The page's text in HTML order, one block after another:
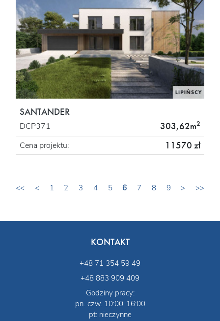
SANTANDER
DCP371 303,62m2
Cena projektu: 11570 zł
<< < 1 2 3 4 5 6 7 8 9 > >>
KONTAKT
+48 71 354 59 49
+48 883 909 409
Godziny pracy:
pn.-czw. 10:00-16:00
pt: nieczynne